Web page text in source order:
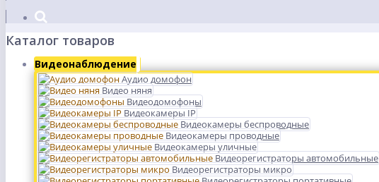
Каталог товаров
Видеонаблюдение
Аудио домофон
Видео няня
Видеодомофоны
Видеокамеры IP
Видеокамеры беспроводные
Видеокамеры проводные
Видеокамеры уличные
Видеорегистраторы автомобильные
Видеорегистраторы микро